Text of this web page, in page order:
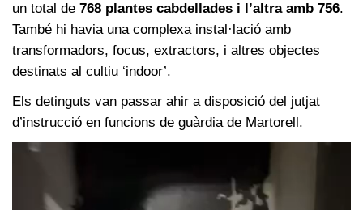
un total de 768 plantes cabdellades i l’altra amb 756.
També hi havia una complexa instal·lació amb
transformadors, focus, extractors, i altres objectes
destinats al cultiu ‘indoor’.
Els detinguts van passar ahir a disposició del jutjat
d’instrucció en funcions de guàrdia de Martorell.
Reproductor